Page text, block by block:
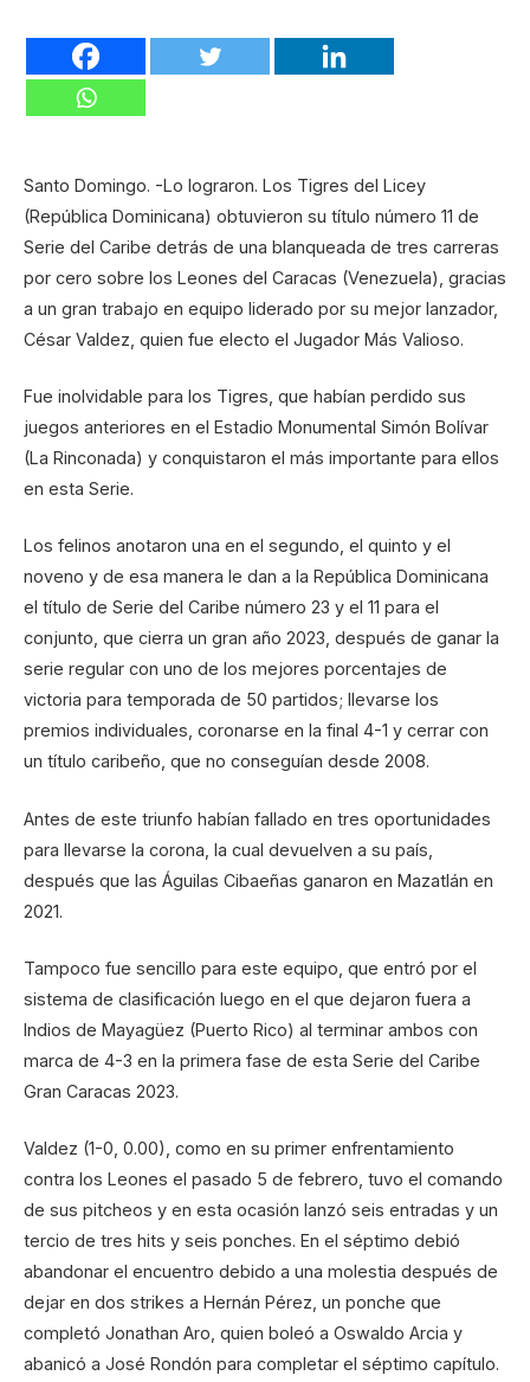
Santo Domingo. -Lo lograron. Los Tigres del Licey
(República Dominicana) obtuvieron su título número 11 de
Serie del Caribe detrás de una blanqueada de tres carreras
por cero sobre los Leones del Caracas (Venezuela), gracias
a un gran trabajo en equipo liderado por su mejor lanzador,
César Valdez, quien fue electo el Jugador Más Valioso.
Fue inolvidable para los Tigres, que habían perdido sus
juegos anteriores en el Estadio Monumental Simón Bolívar
(La Rinconada) y conquistaron el más importante para ellos
en esta Serie.
Los felinos anotaron una en el segundo, el quinto y el
noveno y de esa manera le dan a la República Dominicana
el título de Serie del Caribe número 23 y el 11 para el
conjunto, que cierra un gran año 2023, después de ganar la
serie regular con uno de los mejores porcentajes de
victoria para temporada de 50 partidos; llevarse los
premios individuales, coronarse en la final 4-1 y cerrar con
un título caribeño, que no conseguían desde 2008.
Antes de este triunfo habían fallado en tres oportunidades
para llevarse la corona, la cual devuelven a su país,
después que las Águilas Cibaeñas ganaron en Mazatlán en
2021.
Tampoco fue sencillo para este equipo, que entró por el
sistema de clasificación luego en el que dejaron fuera a
Indios de Mayagüez (Puerto Rico) al terminar ambos con
marca de 4-3 en la primera fase de esta Serie del Caribe
Gran Caracas 2023.
Valdez (1-0, 0.00), como en su primer enfrentamiento
contra los Leones el pasado 5 de febrero, tuvo el comando
de sus pitcheos y en esta ocasión lanzó seis entradas y un
tercio de tres hits y seis ponches. En el séptimo debió
abandonar el encuentro debido a una molestia después de
dejar en dos strikes a Hernán Pérez, un ponche que
completó Jonathan Aro, quien boleó a Oswaldo Arcia y
abanicó a José Rondón para completar el séptimo capítulo.